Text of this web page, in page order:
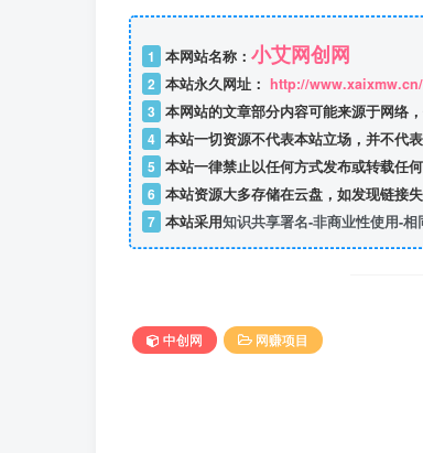
1 本网站名称： 小艾网创网
2 本站永久网址： http://www.xaixmw.cn/
3 本网站的文章部分内容可能来源于网络
4 本站一切资源不代表本站立场，并不代
5 本站一律禁止以任何方式发布或转载任
6 本站资源大多存储在云盘，如发现链接
7 本站采用知识共享署名-非商业性使用-
中创网 网赚项目